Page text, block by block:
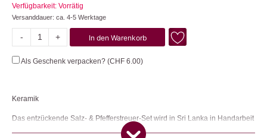
Verfügbarkeit: Vorrätig
Versanddauer: ca. 4-5 Werktage
-
Elephant
+ In den Warenkorb
Als Geschenk verpacken? (CHF 6.00)
Keramik
Das entzückende Salz- & Pfefferstreuer-Set wird in Sri Lanka in Handarbeit